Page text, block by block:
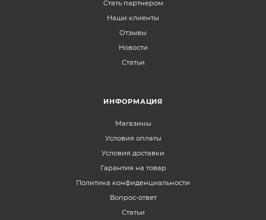
Стать партнером
Наши клиенты
Отзывы
Новости
Статьи
ИНФОРМАЦИЯ
Магазины
Условия оплаты
Условия доставки
Гарантия на товар
Политика конфиденциальности
Вопрос-ответ
Статьи